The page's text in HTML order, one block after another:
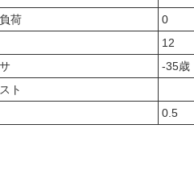
荷 0
12
-35歳
ト
0.5